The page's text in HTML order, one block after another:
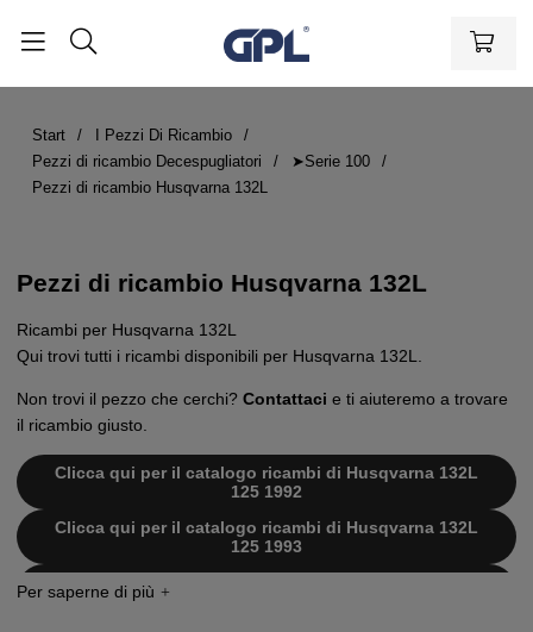
Start
I Pezzi Di Ricambio
Pezzi di ricambio Decespugliatori
➤Serie 100
Pezzi di ricambio Husqvarna 132L
Pezzi di ricambio Husqvarna 132L
Ricambi per Husqvarna 132L
Qui trovi tutti i ricambi disponibili per Husqvarna 132L.
Non trovi il pezzo che cerchi? Contattaci e ti aiuteremo a trovare
il ricambio giusto.
Clicca qui per il catalogo ricambi di Husqvarna 132L
125 1992
Clicca qui per il catalogo ricambi di Husqvarna 132L
125 1993
Clicca qui per il catalogo ricambi di Husqvarna 132L